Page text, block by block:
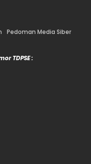
Pedoman Media Siber
TDPSE :